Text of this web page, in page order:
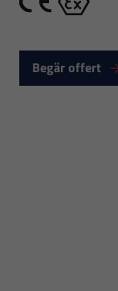
CE Ex
Begär offert